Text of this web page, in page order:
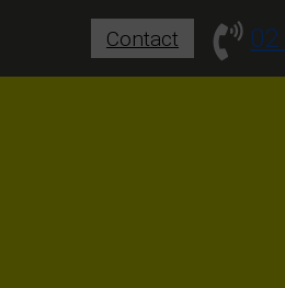
Contact